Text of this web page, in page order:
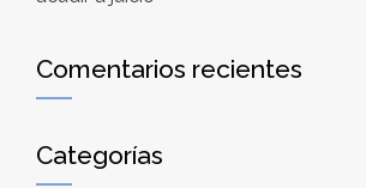
Comentarios recientes
Categorías